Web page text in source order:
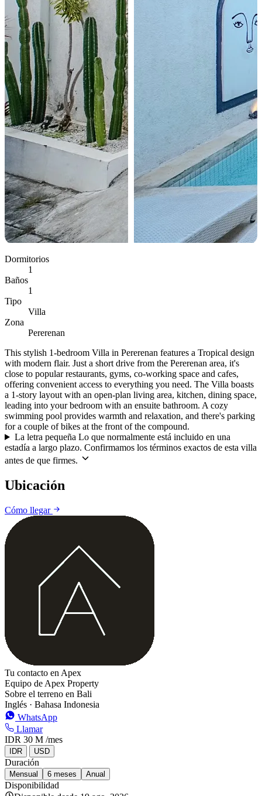
Dormitorios
1
Baños
1
Tipo
Villa
Zona
Pererenan
This stylish 1-bedroom Villa in Pererenan features a Tropical design
with modern flair. Just a short drive from the Pererenan area, it's
close to popular restaurants, gyms, co-working space and cafes,
offering convenient access to everything you need. The Villa boasts
a 1-story layout with an open-plan living area, kitchen, dining space,
leading into your bedroom with an ensuite bathroom. A cozy
swimming pool provides warmth and relaxation, and there's parking
for a couple of bikes at the front of the compound.
La letra pequeña Lo que normalmente está incluido en una
estadía a largo plazo. Confirmamos los términos exactos de esta villa
antes de que firmes.
Ubicación
Cómo llegar
Tu contacto en Apex
Equipo de Apex Property
Sobre el terreno en Bali
Inglés · Bahasa Indonesia
WhatsApp
Llamar
IDR 30 M /mes
IDR USD
Duración
Mensual 6 meses Anual
Disponibilidad